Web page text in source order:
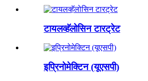
टायलव्हॅलोसिन टारट्रेट
इप्रिनोमेक्टिन (यूएसपी)